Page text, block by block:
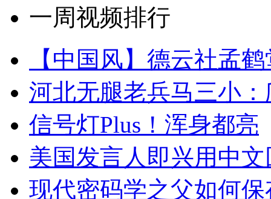
一周视频排行
【中国风】德云社孟
河北无腿老兵马三小
信号灯Plus！浑身都亮
美国发言人即兴用中
现代密码学之父如何